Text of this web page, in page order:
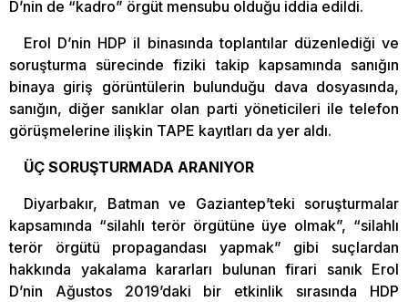
D’nin de “kadro” örgüt mensubu olduğu iddia edildi.
Erol D’nin HDP il binasında toplantılar düzenlediği ve
soruşturma sürecinde fiziki takip kapsamında sanığın
binaya giriş görüntülerin bulunduğu dava dosyasında,
sanığın, diğer sanıklar olan parti yöneticileri ile telefon
görüşmelerine ilişkin TAPE kayıtları da yer aldı.
ÜÇ SORUŞTURMADA ARANIYOR
Diyarbakır, Batman ve Gaziantep’teki soruşturmalar
kapsamında “silahlı terör örgütüne üye olmak”, “silahlı
terör örgütü propagandası yapmak” gibi suçlardan
hakkında yakalama kararları bulunan firari sanık Erol
D’nin Ağustos 2019’daki bir etkinlik sırasında HDP